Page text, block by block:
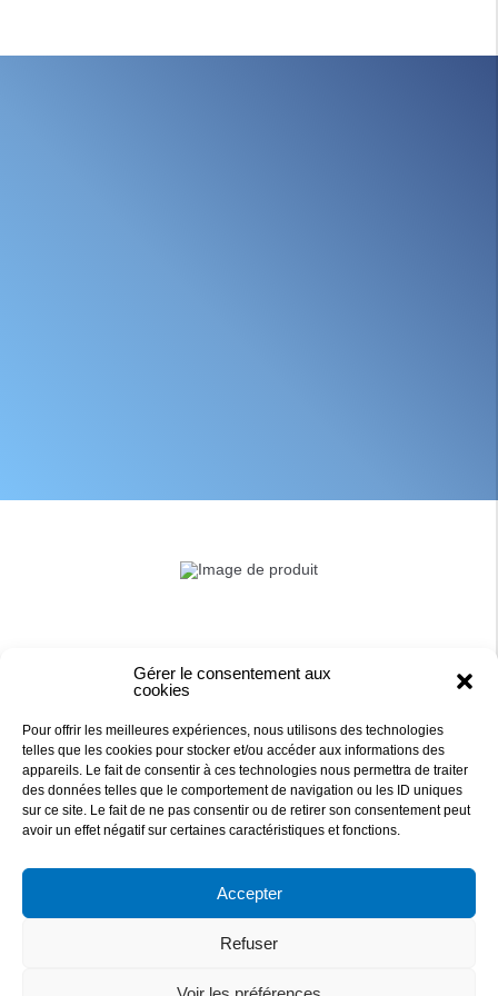
Gérer le consentement aux
cookies
Pour offrir les meilleures expériences, nous utilisons des technologies
telles que les cookies pour stocker et/ou accéder aux informations des
appareils. Le fait de consentir à ces technologies nous permettra de traiter
des données telles que le comportement de navigation ou les ID uniques
sur ce site. Le fait de ne pas consentir ou de retirer son consentement peut
avoir un effet négatif sur certaines caractéristiques et fonctions.
Accepter
Refuser
DAQUA
829 876 705 R.C.S NANTES